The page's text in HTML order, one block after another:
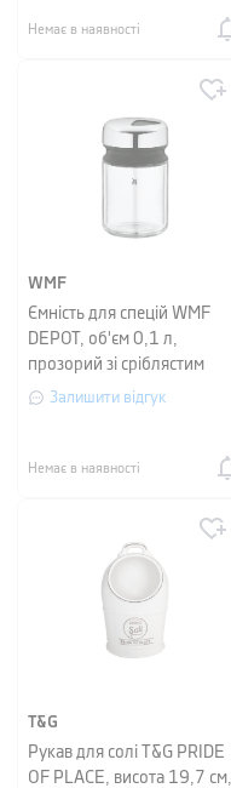
Немає в наявності
WMF
Ємність для спецій WMF
DEPOT, об'єм 0,1 л,
прозорий зі сріблястим
Залишити відгук
Немає в наявності
T&G
Рукав для солі T&G PRIDE
OF PLACE, висота 19,7 см,